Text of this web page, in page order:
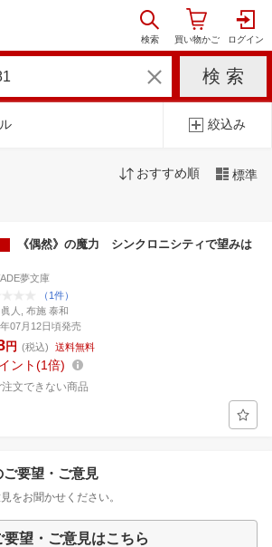
絞込み
おすすめ順 標準
《偶然》の魔力 シンクロニシティで望みは
夢文庫
（1件）
人, 布施 泰和
07月12日頃発売
円 (税込) 送料無料
ント 1倍
注文できない商品
要望・ご意見
をお聞かせください。
要望・ご意見はこちら